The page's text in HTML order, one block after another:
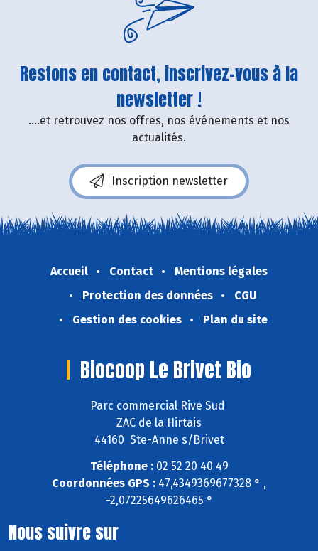
Restons en contact, inscrivez-vous à la
newsletter !
....et retrouvez nos offres, nos événements et nos
actualités.
Inscription newsletter
Accueil Contact
Mentions légales
Protection des données
CGU
Gestion des cookies
Plan du site
Biocoop Le Brivet Bio
Parc commercial Rive Sud
ZAC de la Hirtais
44160 Ste-Anne s/Brivet
Téléphone :02 52 20 40 49
Coordonnées GPS : 47,4349369677328 ° ,
-2,07225649626465 °
Nous suivre sur